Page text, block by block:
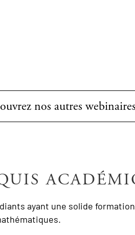
nos autres webinaires
ayant une solide